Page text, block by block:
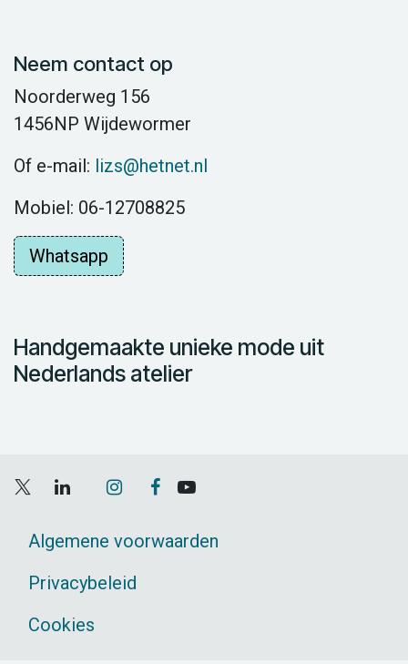
Neem contact op
Noorderweg 156
1456NP Wijdewormer
Of e-mail: lizs@hetnet.nl
Mobiel: 06-12708825
Whatsapp
Handgemaakte unieke mode uit
Nederlands atelier
Algemene voorwaarden
Privacybeleid
Cookies